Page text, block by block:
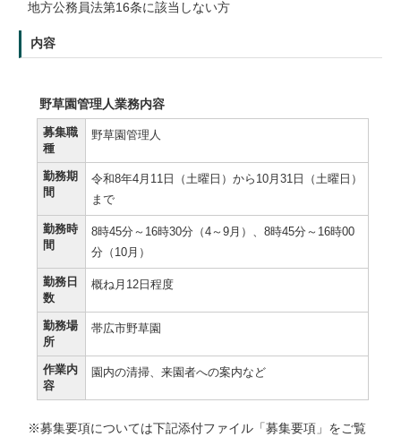
地方公務員法第16条に該当しない方
内容
野草園管理人業務内容
募集職
種
野草園管理人
勤務期
間
令和8年4月11日（土曜日）から10月31日（土曜日）
まで
勤務時
間
8時45分～16時30分（4～9月）、8時45分～16時00
分（10月）
勤務日
数
概ね月12日程度
勤務場
所
帯広市野草園
作業内
容
園内の清掃、来園者への案内など
※募集要項については下記添付ファイル「募集要項」をご覧